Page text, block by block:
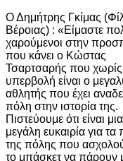
Ο Δημήτρης Γκίμας
Βέροιας) : «Είμαστε
χαρούμενοι στην
που κάνει ο Κώστας
Τσαρτσαρής που χωρίς
υπερβολή είναι ο
αθλητής που έχει
πόλη στην ιστορία της.
Πιστεύουμε ότι είναι
μεγάλη ευκαιρία για τα
της πόλης που
το μπάσκετ να πάρουν